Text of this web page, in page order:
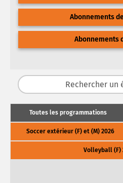
Abonnements
Abonnements
Toutes les programmations
Soccer extérieur (F) et (M) 2026
Volleyball (F)